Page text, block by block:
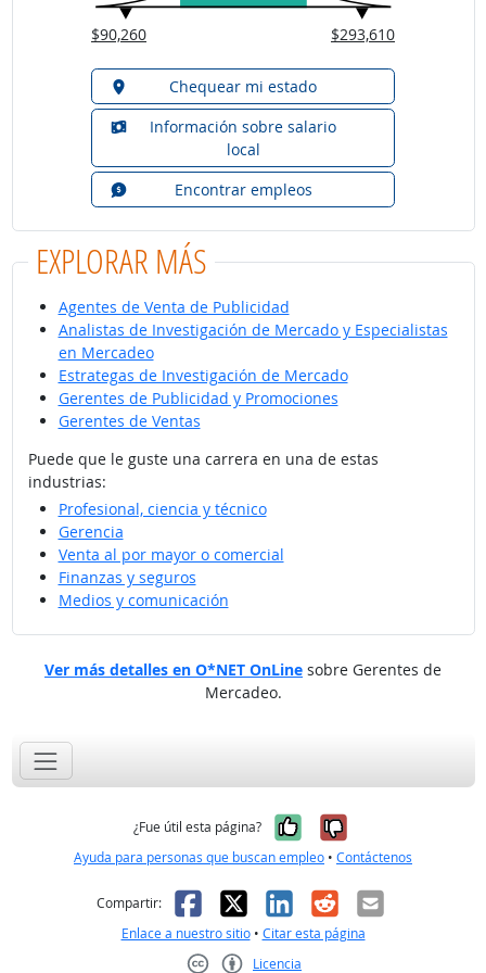
$90,260 $293,610
Chequear mi estado
Información sobre salario
local
Encontrar empleos
EXPLORAR MÁS
Agentes de Venta de Publicidad
Analistas de Investigación de Mercado y Especialistas
en Mercadeo
Estrategas de Investigación de Mercado
Gerentes de Publicidad y Promociones
Gerentes de Ventas
Puede que le guste una carrera en una de estas
industrias:
Profesional, ciencia y técnico
Gerencia
Venta al por mayor o comercial
Finanzas y seguros
Medios y comunicación
Ver más detalles en O*NET OnLine sobre Gerentes de
Mercadeo.
¿Fue útil esta página? Sí, fue útil
No, no fue
Ayuda para personas que buscan empleo • Contáctenos
Compartir: Facebook
X LinkedIn
RedditCorreo
Enlace a nuestro sitio• Citar esta página
Licencia